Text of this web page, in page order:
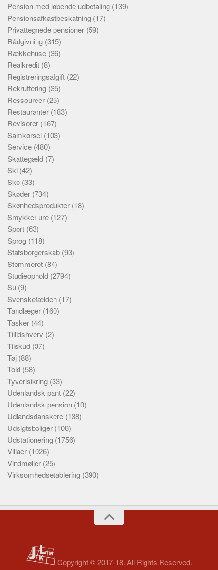
Pension med løbende udbetaling (139)
Pensionsafkastbeskatning (17)
Privattegnede pensioner (59)
Rådgivning (315)
Rækkehuse (36)
Realkredit (8)
Registreringsafgift (22)
Rekruttering (35)
Ressourcer (25)
Restauranter (183)
Revisorer (167)
Samkørsel (103)
Service (480)
Skattegæld (7)
Ski (42)
Sko (33)
Skøder (734)
Skønhedsprodukter (18)
Smykker ure (127)
Sport (63)
Sprog (118)
Statsborgerskab (93)
Stemmeret (84)
Studieophold (2794)
Su (9)
Svenskefælden (17)
Tandlæger (160)
Tasker (44)
Tillidshverv (2)
Tilskud (37)
Tøj (88)
Told (58)
Tyverisikring (33)
Udenlandsk pant (22)
Udenlandsk pension (10)
Udlandsdanskere (138)
Udsigtsboliger (108)
Udstationering (1756)
Villaer (1026)
Vindmøller (25)
Virksomhedsetablering (390)
Copyright © 2017-18. All Rights Reserved.